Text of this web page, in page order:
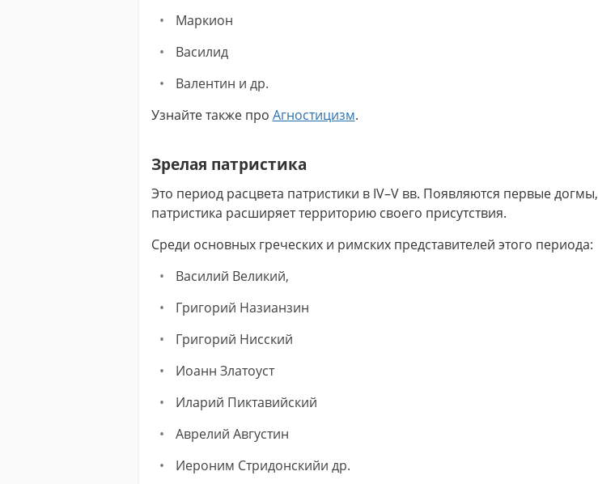
Маркион
Василид
Валентин и др.
Узнайте также про Агностицизм.
Зрелая патристика
Это период расцвета патристики в IV–V вв. Появляются первые догмы,
патристика расширяет территорию своего присутствия.
Среди основных греческих и римских представителей этого периода:
Василий Великий,
Григорий Назианзин
Григорий Нисский
Иоанн Златоуст
Иларий Пиктавийский
Аврелий Августин
Иероним Стридонскийи др.